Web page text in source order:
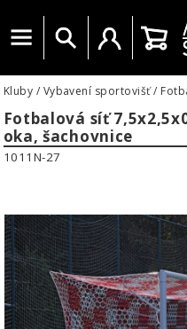
Menu Vyhledat
Kluby / Vybavení sportovišť/
Fotbalová síť
oka, šachovnice
1011N-27